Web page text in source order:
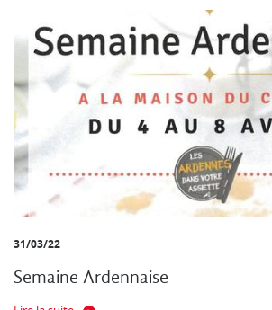
31/03/22
Semaine Ardennaise